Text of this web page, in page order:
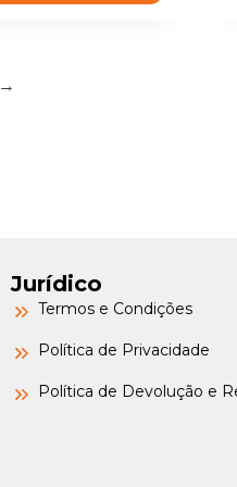
→
Jurídico
Termos e Condições
Política de Privacidade
Política de Devolução e